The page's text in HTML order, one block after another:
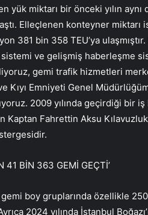
yük miktarı bir önceki yılın
Elleçlenen konteyner miktarı
381 bin 358 TEU’ya
sistemi ve gelişmiş haberleşme
gemi trafik hizmetleri
Kıyı Emniyeti Genel
2009 yılında geçirdiği bir
Kaptan Fahrettin Aksu
41 BİN 363 GEMİ GEÇTİ’
gemi boy gruplarında özellikle
2024 yılında İstanbul